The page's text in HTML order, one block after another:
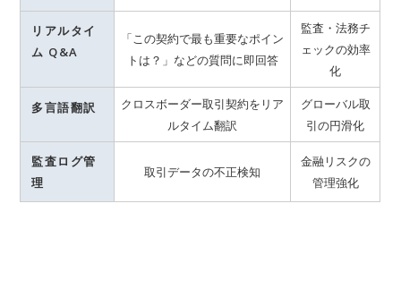
リアルタイ
ム Q&A
「この契約で最も重要なポイン
トは？」などの質問に即回答
監査・法務チ
ェックの効率
化
多言語翻訳
クロスボーダー取引契約をリア
ルタイム翻訳
グローバル取
引の円滑化
監査ログ管
理
取引データの不正検知
金融リスクの
管理強化